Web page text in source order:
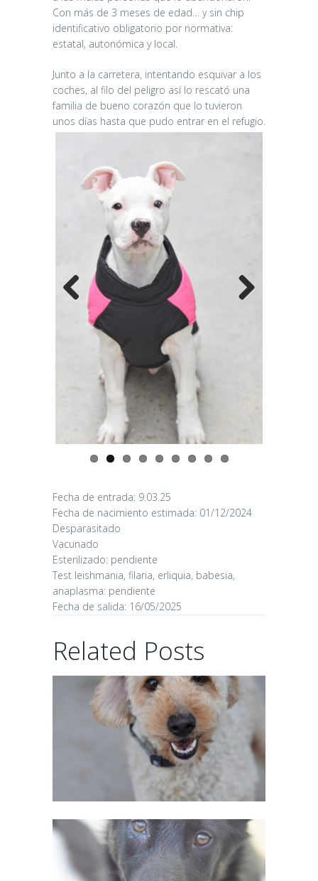
Con más de 3 meses de edad… y sin chip
identificativo obligatorio por normativa:
estatal, autonómica y local.
Junto a la carretera, intentando esquivar a los
coches, al filo del peligro así lo rescató una
familia de bueno corazón que lo tuvieron
unos días hasta que pudo entrar en el refugio.
Previo
Fecha de entrada: 9.03.25
Fecha de nacimiento estimada: 01/12/2024
Desparasitado
Vacunado
Esterilizado: pendiente
Test leishmania, filaria, erliquia, babesia,
anaplasma: pendiente
Fecha de salida: 16/05/2025
Related Posts
CANDY
16/06/2026
02/06/2026